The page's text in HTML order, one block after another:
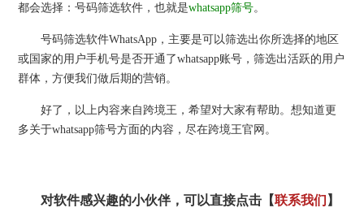
都会选择：号码筛选软件，也就是whatsapp筛号。
号码筛选软件WhatsApp，主要是可以筛选出你所选择的地区
或国家的用户手机号是否开通了whatsapp账号，筛选出活跃的用户
群体，方便我们做后期的营销。
好了，以上内容来自跨境王，希望对大家有帮助。想知道更
多关于whatsapp筛号方面的内容，尽在跨境王官网。
对软件感兴趣的小伙伴，可以直接点击【联系我们 】